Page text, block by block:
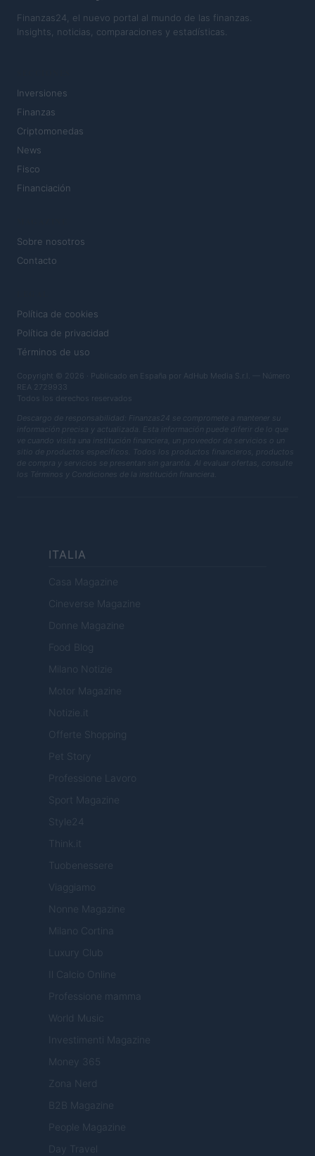
Finanzas24, el nuevo portal al mundo de las finanzas.
Insights, noticias, comparaciones y estadísticas.
Inversiones
Finanzas
Criptomonedas
News
Fisco
Financiación
Sobre nosotros
Contacto
Política de cookies
Política de privacidad
Términos de uso
Copyright © 2026 · Publicado en España por AdHub Media S.r.l. — Número
REA 2729933
Todos los derechos reservados
Descargo de responsabilidad: Finanzas24 se compromete a mantener su
información precisa y actualizada. Esta información puede diferir de lo que
ve cuando visita una institución financiera, un proveedor de servicios o un
sitio de productos específicos. Todos los productos financieros, productos
de compra y servicios se presentan sin garantía. Al evaluar ofertas, consulte
los Términos y Condiciones de la institución financiera.
ITALIA
Casa Magazine
Cineverse Magazine
Donne Magazine
Food Blog
Milano Notizie
Motor Magazine
Notizie.it
Offerte Shopping
Pet Story
Professione Lavoro
Sport Magazine
Style24
Think.it
Tuobenessere
Viaggiamo
Nonne Magazine
Milano Cortina
Luxury Club
Il Calcio Online
Professione mamma
World Music
Investimenti Magazine
Money 365
Zona Nerd
B2B Magazine
People Magazine
Day Travel